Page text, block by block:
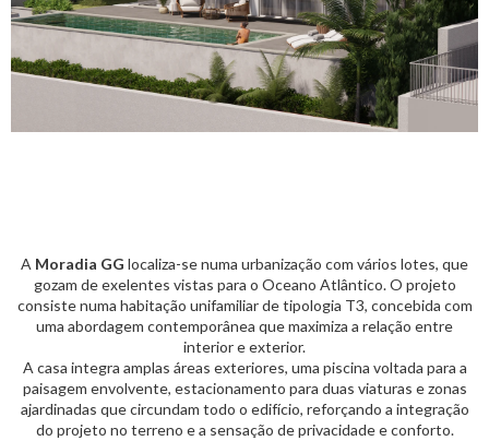
A Moradia GG localiza-se numa urbanização com vários lotes, que
gozam de exelentes vistas para o Oceano Atlântico. O projeto
consiste numa habitação unifamiliar de tipologia T3, concebida com
uma abordagem contemporânea que maximiza a relação entre
interior e exterior.
A casa integra amplas áreas exteriores, uma piscina voltada para a
paisagem envolvente, estacionamento para duas viaturas e zonas
ajardinadas que circundam todo o edifício, reforçando a integração
do projeto no terreno e a sensação de privacidade e conforto.